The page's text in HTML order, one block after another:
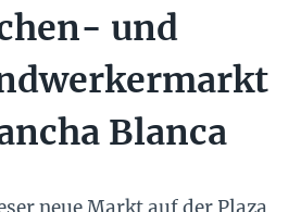
und
Blanca